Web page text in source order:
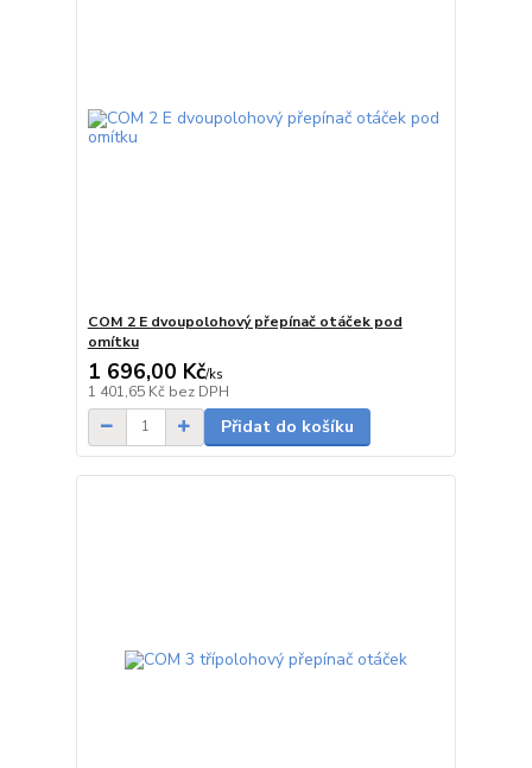
COM 2 E dvoupolohový přepínač otáček pod
omítku
1 696,00 Kč/ks
1 401,65 Kč bez DPH
Přidat do košíku